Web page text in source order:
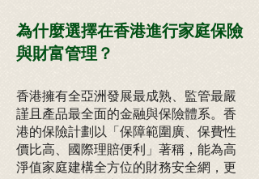
為什麼選擇在香港進行家庭保險
與財富管理？
香港擁有全亞洲發展最成熟、監管最嚴
謹且產品最全面的金融與保險體系。香
港的保險計劃以「保障範圍廣、保費性
價比高、國際理賠便利」著稱，能為高
淨值家庭建構全方位的財務安全網，更